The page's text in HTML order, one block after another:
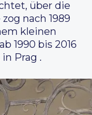
über die
nach 1989
kleinen
1990 bis 2016
in Prag .